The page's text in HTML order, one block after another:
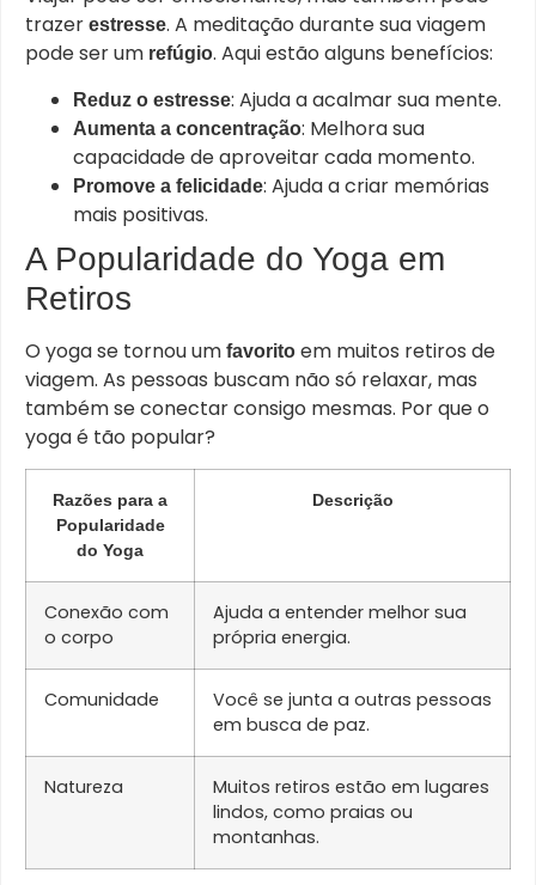
trazer estresse. A meditação durante sua viagem
pode ser um refúgio. Aqui estão alguns benefícios:
Reduz o estresse: Ajuda a acalmar sua mente.
Aumenta a concentração: Melhora sua
capacidade de aproveitar cada momento.
Promove a felicidade: Ajuda a criar memórias
mais positivas.
A Popularidade do Yoga em
Retiros
O yoga se tornou um favorito em muitos retiros de
viagem. As pessoas buscam não só relaxar, mas
também se conectar consigo mesmas. Por que o
yoga é tão popular?
Razões para a
Popularidade
do Yoga
Descrição
Conexão com
o corpo
Ajuda a entender melhor sua
própria energia.
Comunidade
Você se junta a outras pessoas
em busca de paz.
Natureza
Muitos retiros estão em lugares
lindos, como praias ou
montanhas.